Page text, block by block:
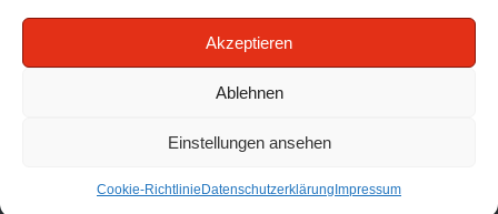
Akzeptieren
Ablehnen
Einstellungen ansehen
Cookie-Richtlinie Datenschutzerklärung Impressum
+49 (0) 471 30852 68
| AGB